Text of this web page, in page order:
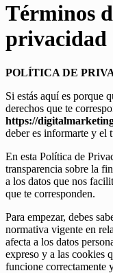
Términos
privacidad
POLÍTICA DE
Si estás aquí es porque
derechos que te
https://
deber es informarte y el
En esta Política de
transparencia sobre la
a los datos que nos
que te corresponden.
Para empezar, debes
normativa vigente en
afecta a los datos
expreso y a las cookies
funcione correctamente